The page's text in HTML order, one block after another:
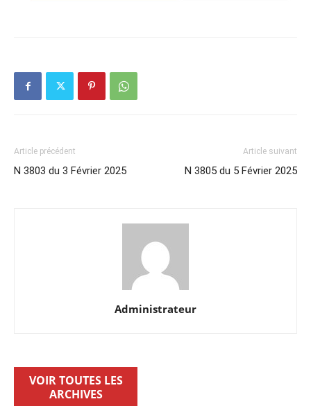
Article précédent
N 3803 du 3 Février 2025
Article suivant
N 3805 du 5 Février 2025
Administrateur
VOIR TOUTES LES
ARCHIVES